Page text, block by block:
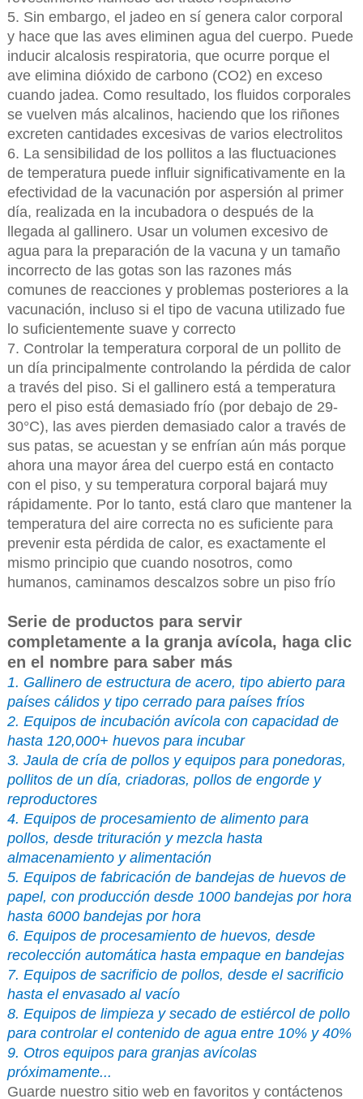
5. Sin embargo, el jadeo en sí genera calor corporal
y hace que las aves eliminen agua del cuerpo. Puede
inducir alcalosis respiratoria, que ocurre porque el
ave elimina dióxido de carbono (CO2) en exceso
cuando jadea. Como resultado, los fluidos corporales
se vuelven más alcalinos, haciendo que los riñones
excreten cantidades excesivas de varios electrolitos
6. La sensibilidad de los pollitos a las fluctuaciones
de temperatura puede influir significativamente en la
efectividad de la vacunación por aspersión al primer
día, realizada en la incubadora o después de la
llegada al gallinero. Usar un volumen excesivo de
agua para la preparación de la vacuna y un tamaño
incorrecto de las gotas son las razones más
comunes de reacciones y problemas posteriores a la
vacunación, incluso si el tipo de vacuna utilizado fue
lo suficientemente suave y correcto
7. Controlar la temperatura corporal de un pollito de
un día principalmente controlando la pérdida de calor
a través del piso. Si el gallinero está a temperatura
pero el piso está demasiado frío (por debajo de 29-
30°C), las aves pierden demasiado calor a través de
sus patas, se acuestan y se enfrían aún más porque
ahora una mayor área del cuerpo está en contacto
con el piso, y su temperatura corporal bajará muy
rápidamente. Por lo tanto, está claro que mantener la
temperatura del aire correcta no es suficiente para
prevenir esta pérdida de calor, es exactamente el
mismo principio que cuando nosotros, como
humanos, caminamos descalzos sobre un piso frío
Serie de productos para servir
completamente a la granja avícola, haga clic
en el nombre para saber más
1. Gallinero de estructura de acero, tipo abierto para
países cálidos y tipo cerrado para países fríos
2. Equipos de incubación avícola con capacidad de
hasta 120,000+ huevos para incubar
3. Jaula de cría de pollos y equipos para ponedoras,
pollitos de un día, criadoras, pollos de engorde y
reproductores
4. Equipos de procesamiento de alimento para
pollos, desde trituración y mezcla hasta
almacenamiento y alimentación
5. Equipos de fabricación de bandejas de huevos de
papel, con producción desde 1000 bandejas por hora
hasta 6000 bandejas por hora
6. Equipos de procesamiento de huevos, desde
recolección automática hasta empaque en bandejas
7. Equipos de sacrificio de pollos, desde el sacrificio
hasta el envasado al vacío
8. Equipos de limpieza y secado de estiércol de pollo
para controlar el contenido de agua entre 10% y 40%
9. Otros equipos para granjas avícolas
próximamente...
Guarde nuestro sitio web en favoritos y contáctenos